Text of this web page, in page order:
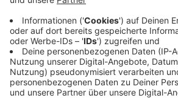
Schwebebahn oder Bus
Veröffentlicht: Montag, 08.06.2020 14:32
Anzeige